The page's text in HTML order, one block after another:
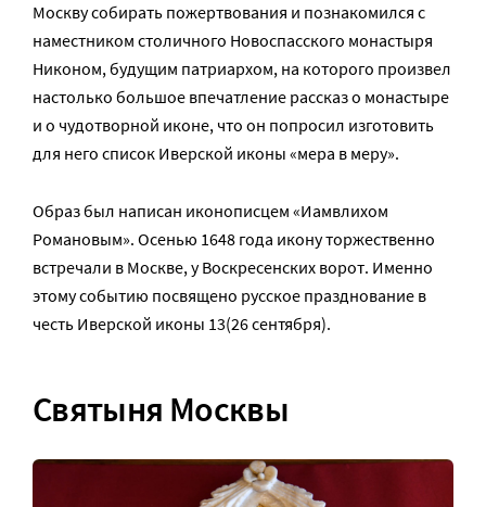
Москву собирать пожертвования и познакомился с
наместником столичного Новоспасского монастыря
Никоном, будущим патриархом, на которого произвел
настолько большое впечатление рассказ о монастыре
и о чудотворной иконе, что он попросил изготовить
для него список Иверской иконы «мера в меру».
Образ был написан иконописцем «Иамвлихом
Романовым». Осенью 1648 года икону торжественно
встречали в Москве, у Воскресенских ворот. Именно
этому событию посвящено русское празднование в
честь Иверской иконы 13(26 сентября).
Святыня Москвы